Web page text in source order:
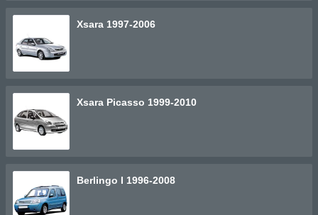
Xsara 1997-2006
Xsara Picasso 1999-2010
Berlingo I 1996-2008